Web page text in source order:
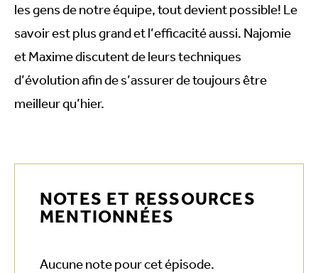
EMBED
les gens de notre équipe, tout devient possible! Le
savoir est plus grand et l’efficacité aussi. Najomie
et Maxime discutent de leurs techniques
d’évolution afin de s’assurer de toujours être
meilleur qu’hier.
NOTES ET RESSOURCES
MENTIONNÉES
Aucune note pour cet épisode.